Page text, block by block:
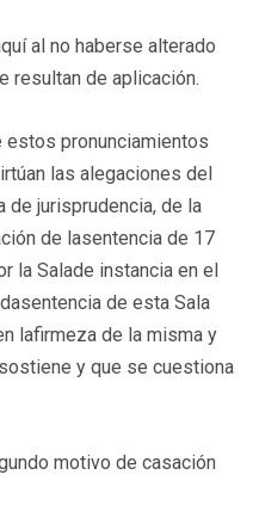
al no haberse alterado
resultan de aplicación.
estos pronunciamientos
las alegaciones del
de jurisprudencia, de la
de lasentencia de 17
la Salade instancia en el
de esta Sala
lafirmeza de la misma y
y que se cuestiona
motivo de casación